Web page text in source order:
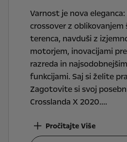
Varnost je nova eleganca:
crossover z oblikovanjem
terenca, navduši z
motorjem, inovacijami
razreda in
funkcijami. Saj si želite
Zagotovite si svoj
Crosslanda X 2020.
Pročitajte Više